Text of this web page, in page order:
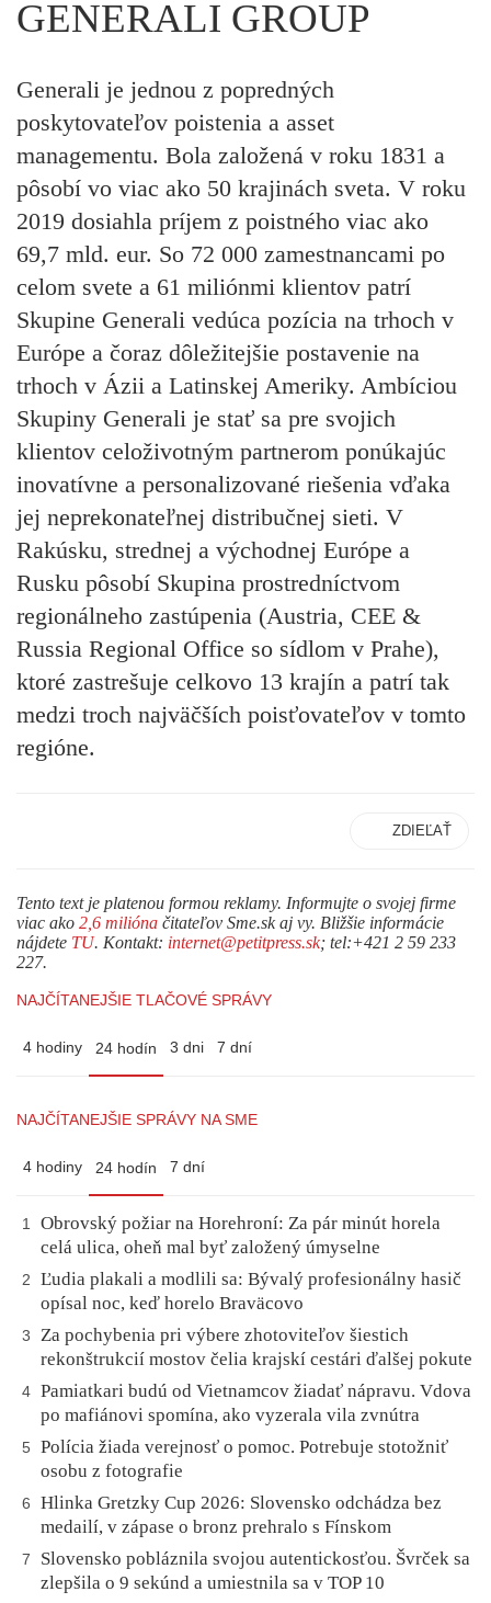
GENERALI GROUP
Generali je jednou z popredných
poskytovateľov poistenia a asset
managementu. Bola založená v roku 1831 a
pôsobí vo viac ako 50 krajinách sveta. V roku
2019 dosiahla príjem z poistného viac ako
69,7 mld. eur. So 72 000 zamestnancami po
celom svete a 61 miliónmi klientov patrí
Skupine Generali vedúca pozícia na trhoch v
Európe a čoraz dôležitejšie postavenie na
trhoch v Ázii a Latinskej Ameriky. Ambíciou
Skupiny Generali je stať sa pre svojich
klientov celoživotným partnerom ponúkajúc
inovatívne a personalizované riešenia vďaka
jej neprekonateľnej distribučnej sieti. V
Rakúsku, strednej a východnej Európe a
Rusku pôsobí Skupina prostredníctvom
regionálneho zastúpenia (Austria, CEE &
Russia Regional Office so sídlom v Prahe),
ktoré zastrešuje celkovo 13 krajín a patrí tak
medzi troch najväčších poisťovateľov v tomto
regióne.
ZDIEĽAŤ
Tento text je platenou formou reklamy. Informujte o svojej firme
viac ako 2,6 milióna čitateľov Sme.sk aj vy. Bližšie informácie
nájdete TU. Kontakt: internet@petitpress.sk; tel:+421 2 59 233
227.
NAJČÍTANEJŠIE TLAČOVÉ SPRÁVY
4 hodiny 24 hodín 3 dni 7 dní
NAJČÍTANEJŠIE SPRÁVY NA SME
4 hodiny 24 hodín 7 dní
1
Obrovský požiar na Horehroní: Za pár minút horela
celá ulica, oheň mal byť založený úmyselne
2
Ľudia plakali a modlili sa: Bývalý profesionálny hasič
opísal noc, keď horelo Braväcovo
3
Za pochybenia pri výbere zhotoviteľov šiestich
rekonštrukcií mostov čelia krajskí cestári ďalšej pokute
4 Pamiatkari budú od Vietnamcov žiadať nápravu. Vdova
po mafiánovi spomína, ako vyzerala vila zvnútra
5
Polícia žiada verejnosť o pomoc. Potrebuje stotožniť
osobu z fotografie
6
Hlinka Gretzky Cup 2026: Slovensko odchádza bez
medailí, v zápase o bronz prehralo s Fínskom
7
Slovensko pobláznila svojou autentickosťou. Švrček sa
zlepšila o 9 sekúnd a umiestnila sa v TOP 10